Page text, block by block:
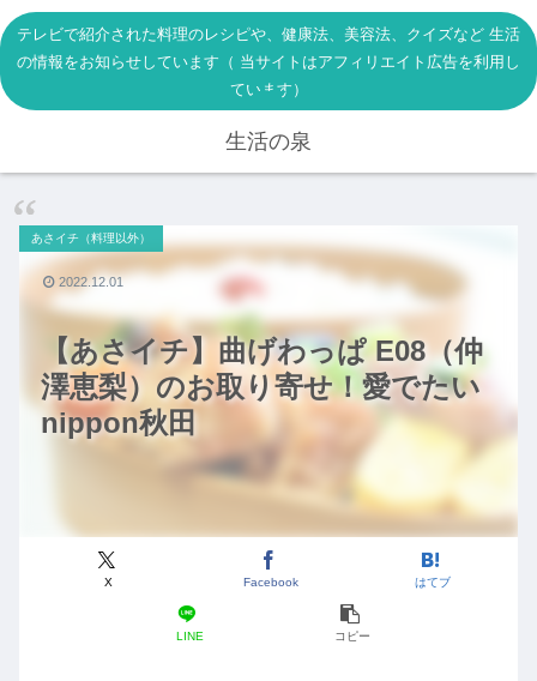
テレビで紹介された料理のレシピや、健康法、美容法、クイズなど 生活
の情報をお知らせしています（ 当サイトはアフィリエイト広告を利用し
ています）
生活の泉
【あさイチ】曲げわっぱ E08（仲
澤恵梨）のお取り寄せ！愛でたい
nippon秋田
あさイチ（料理以外）
X Facebook はてブ
LINE コピー
2022.12.01